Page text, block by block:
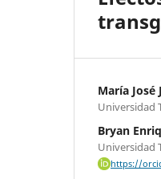
María José
Universidad
Bryan
Universidad
https://